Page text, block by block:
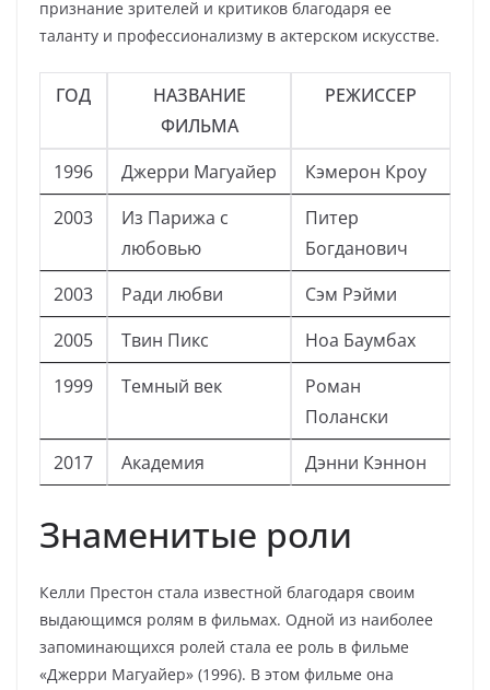
признание зрителей и критиков благодаря ее
таланту и профессионализму в актерском искусстве.
ГОД
НАЗВАНИЕ
ФИЛЬМА
РЕЖИССЕР
1996 Джерри Магуайер
Кэмерон Кроу
2003
Из Парижа с
любовью
Питер
Богданович
2003
Ради любви
Сэм Рэйми
2005
Твин Пикс
Ноа Баумбах
1999
Темный век
Роман
Полански
2017
Академия Дэнни Кэннон
Знаменитые роли
Келли Престон стала известной благодаря своим
выдающимся ролям в фильмах. Одной из наиболее
запоминающихся ролей стала ее роль в фильме
«Джерри Магуайер» (1996). В этом фильме она